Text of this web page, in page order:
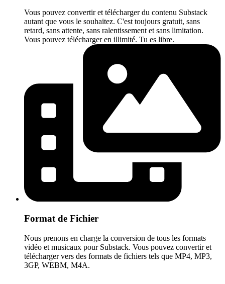
Vous pouvez convertir et télécharger du contenu Substack
autant que vous le souhaitez. C'est toujours gratuit, sans
retard, sans attente, sans ralentissement et sans limitation.
Vous pouvez télécharger en illimité. Tu es libre.
Format de Fichier
Nous prenons en charge la conversion de tous les formats
vidéo et musicaux pour Substack. Vous pouvez convertir et
télécharger vers des formats de fichiers tels que MP4, MP3,
3GP, WEBM, M4A.